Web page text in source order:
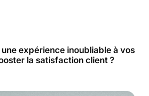
expérience inoubliable à vos
la satisfaction client ?